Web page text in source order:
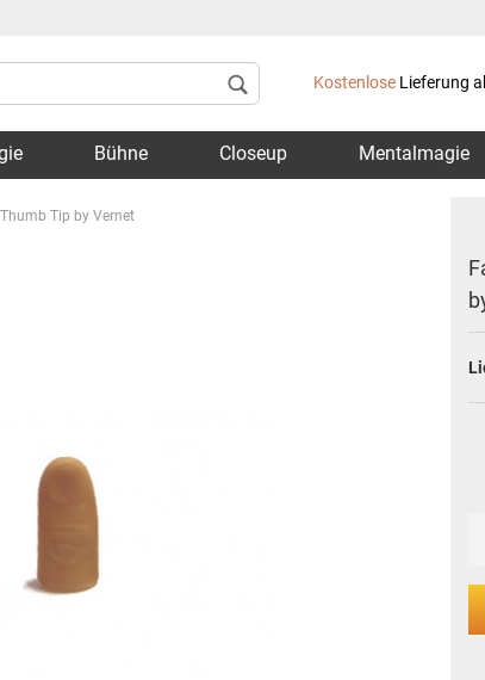
Lieferland
Kostenlose Lieferung
Bühne Closeup Mentalmagie
Tip by Vernet